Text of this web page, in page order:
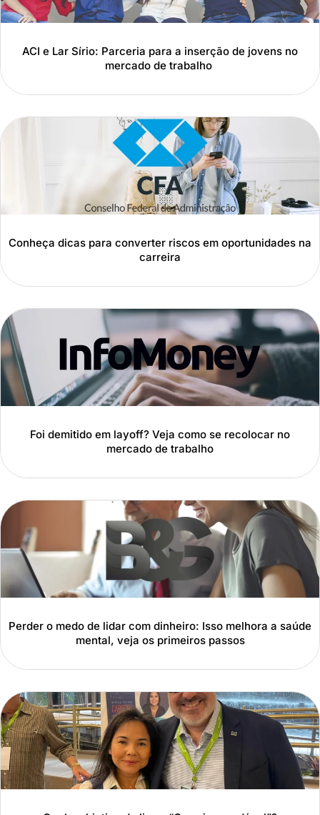
ACI e Lar Sírio: Parceria para a inserção de jovens no
mercado de trabalho
Conheça dicas para converter riscos em oportunidades na
carreira
Foi demitido em layoff? Veja como se recolocar no
mercado de trabalho
Perder o medo de lidar com dinheiro: Isso melhora a saúde
mental, veja os primeiros passos